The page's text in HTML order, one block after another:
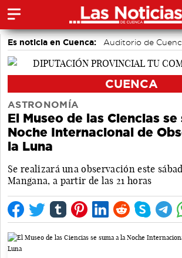
Es noticia en Cuenca: Auditorio de
CUENCA
ASTRONOMÍA
El Museo de las Ciencias se
Noche Internacional de
la Luna
Se realizará una observación este
Mangana, a partir de las 21 horas